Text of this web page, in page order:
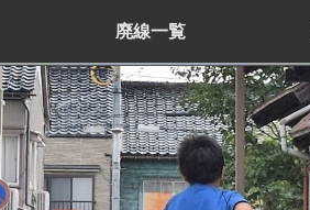
廃線一覧